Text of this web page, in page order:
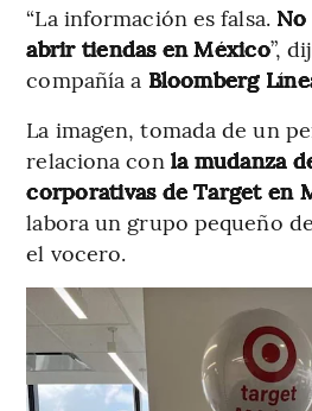
“La información es falsa.
abrir tiendas en México”,
compañía a Bloomberg
La imagen, tomada de un
relaciona con la mudanza
corporativas de Target en
labora un grupo pequeño
el vocero.